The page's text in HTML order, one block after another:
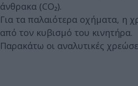
άνθρακα (CO₂).
Για τα παλαιότερα οχήματα, η
από τον κυβισμό του κινητήρα.
Παρακάτω οι αναλυτικές